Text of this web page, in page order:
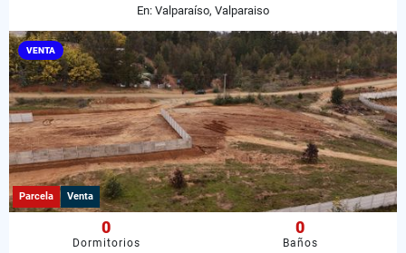
En: Valparaíso, Valparaiso
VENTA
Parcela Venta
0
Dormitorios
0
Baños